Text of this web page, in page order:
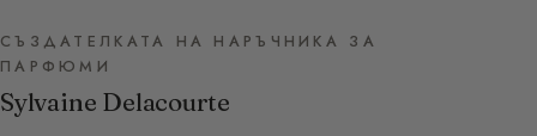
СЪЗДАТЕЛКАТА НА НАРЪЧНИКА ЗА
ПАРФЮМИ
Sylvaine Delacourte